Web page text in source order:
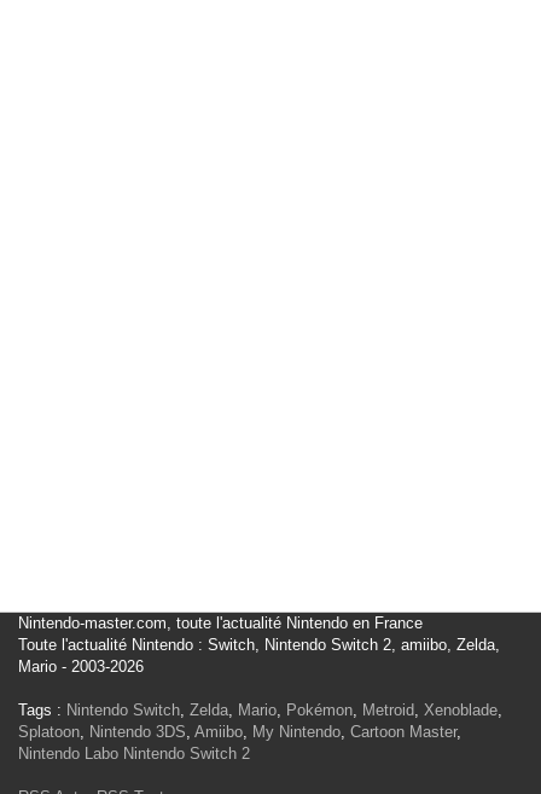
Nintendo-master.com, toute l'actualité Nintendo en France
Toute l'actualité Nintendo : Switch, Nintendo Switch 2, amiibo, Zelda,
Mario - 2003-2026
Tags : Nintendo Switch, Zelda, Mario, Pokémon, Metroid, Xenoblade,
Splatoon, Nintendo 3DS, Amiibo, My Nintendo, Cartoon Master,
Nintendo Labo Nintendo Switch 2